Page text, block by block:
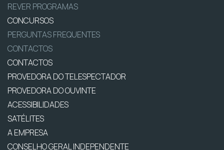
REVER PROGRAMAS
CONCURSOS
PERGUNTAS FREQUENTES
CONTACTOS
CONTACTOS
PROVEDORA DO TELESPECTADOR
PROVEDORA DO OUVINTE
ACESSIBILIDADES
SATÉLITES
A EMPRESA
CONSELHO GERAL INDEPENDENTE